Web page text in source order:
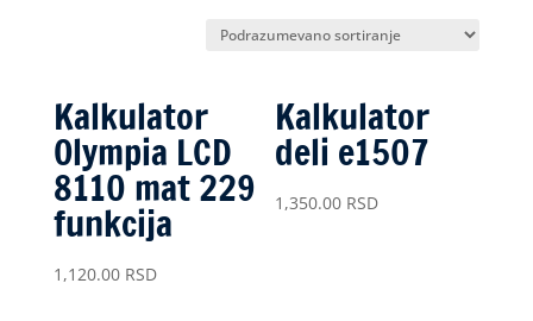
Kalkulator
Olympia LCD
8110 mat 229
funkcija
1,120.00RSD
Kalkulator
deli e1507
1,350.00 RSD